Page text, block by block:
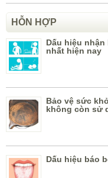
HỖN HỢP
Dấu hiệu
nhất hiện nay
Bảo vệ sức
không còn sử
Dấu hiệu báo